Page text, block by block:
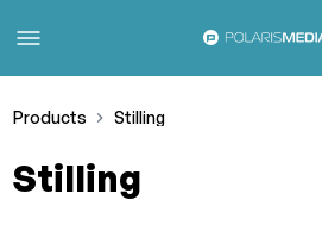
Products Stilling
Stilling